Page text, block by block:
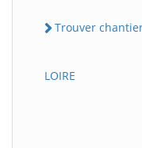
Trouver chantier
LOIRE